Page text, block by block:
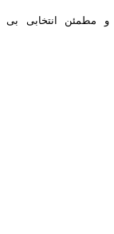
و مطمئن انتخابی بی